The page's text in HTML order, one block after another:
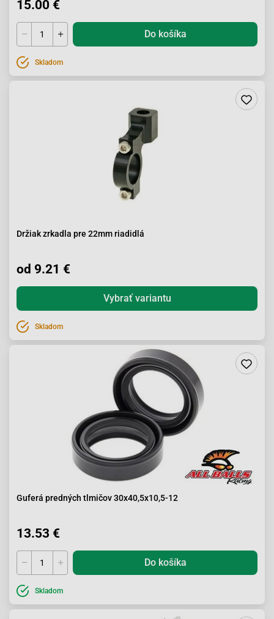
15.00 €
Do košíka
Skladom
Držiak zrkadla pre 22mm riadidlá
od 9.21 €
Vybrať variantu
Skladom
Guferá predných tlmičov 30x40,5x10,5-12
13.53 €
Do košíka
Skladom